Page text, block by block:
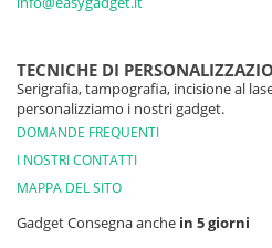
TECNICHE DI
Serigrafia, tampografia, incisione al
personalizziamo i nostri gadget.
DOMANDE FREQUENTI
I NOSTRI CONTATTI
MAPPA DEL SITO
Gadget Consegna anche in 5 giorni